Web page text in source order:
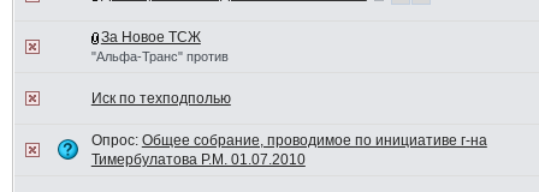
За Новое ТСЖ
"Альфа-Транс" против
Иск по техподполью
Опрос: Общее собрание, проводимое по инициативе г-на
Тимербулатова Р.М. 01.07.2010